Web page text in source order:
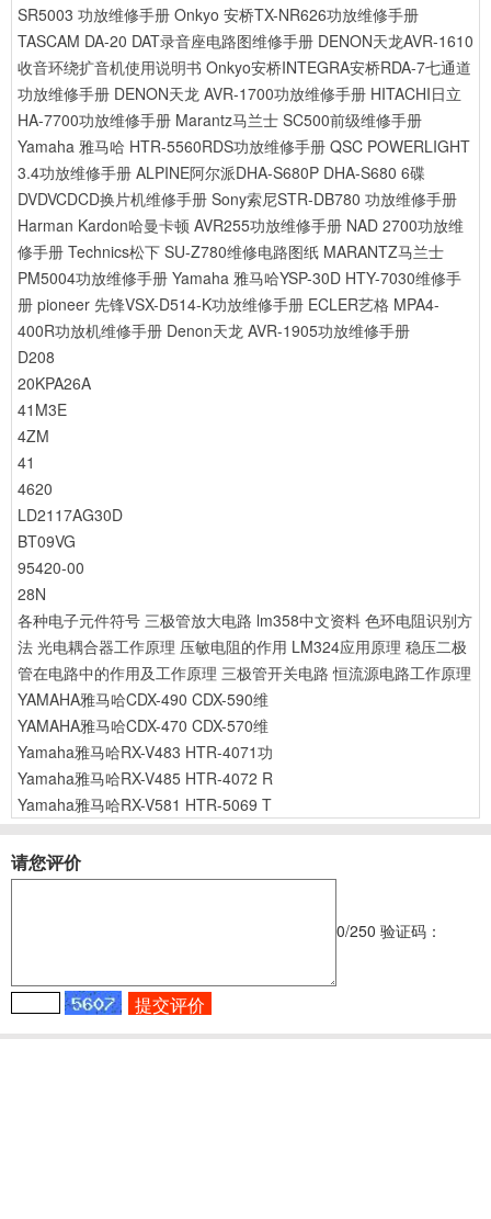
SR5003 功放维修手册 Onkyo 安桥TX-NR626功放维修手册
TASCAM DA-20 DAT录音座电路图维修手册 DENON天龙AVR-1610
收音环绕扩音机使用说明书 Onkyo安桥INTEGRA安桥RDA-7七通道
功放维修手册 DENON天龙 AVR-1700功放维修手册 HITACHI日立
HA-7700功放维修手册 Marantz马兰士 SC500前级维修手册
Yamaha 雅马哈 HTR-5560RDS功放维修手册 QSC POWERLIGHT
3.4功放维修手册 ALPINE阿尔派DHA-S680P DHA-S680 6碟
DVDVCDCD换片机维修手册 Sony索尼STR-DB780 功放维修手册
Harman Kardon哈曼卡顿 AVR255功放维修手册 NAD 2700功放维
修手册 Technics松下 SU-Z780维修电路图纸 MARANTZ马兰士
PM5004功放维修手册 Yamaha 雅马哈YSP-30D HTY-7030维修手
册 pioneer 先锋VSX-D514-K功放维修手册 ECLER艺格 MPA4-
400R功放机维修手册 Denon天龙 AVR-1905功放维修手册
D208
20KPA26A
41M3E
4ZM
41
4620
LD2117AG30D
BT09VG
95420-00
28N
各种电子元件符号 三极管放大电路 lm358中文资料 色环电阻识别方
法 光电耦合器工作原理 压敏电阻的作用 LM324应用原理 稳压二极
管在电路中的作用及工作原理 三极管开关电路 恒流源电路工作原理
YAMAHA雅马哈CDX-490 CDX-590维
YAMAHA雅马哈CDX-470 CDX-570维
Yamaha雅马哈RX-V483 HTR-4071功
Yamaha雅马哈RX-V485 HTR-4072 R
Yamaha雅马哈RX-V581 HTR-5069 T
请您评价
0/250 验证码：